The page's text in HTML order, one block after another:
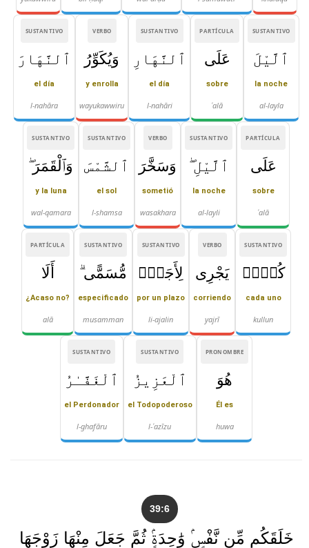
SUSTANTIVO
ٱلَّيْلَ
la noche
al-layla
PARTÍCULA
عَلَى
sobre
ʿalā
SUSTANTIVO
ٱلنَّهَارِ
el día
l-nahāri
VERBO
وَيُكَوِّرُ
y enrolla
wayukawwiru
SUSTANTIVO
ٱلنَّهَارَ
el día
l-nahāra
PARTÍCULA
عَلَى
sobre
ʿalā
SUSTANTIVO
ٱلَّيْلِ ۖ
la noche
al-layli
VERBO
وَسَخَّرَ
sometió
wasakhara
SUSTANTIVO
ٱلشَّمْسَ
el sol
l-shamsa
SUSTANTIVO
وَٱلْقَمَرَ ۖ
y la luna
wal-qamara
SUSTANTIVO
كُلٌّۭ
cada uno
kullun
VERBO
يَجْرِى
corriendo
yajrī
SUSTANTIVO
لِأَجَلٍۢ
por un plazo
li-ajalin
SUSTANTIVO
مُّسَمًّى ۗ
especificado
musamman
PARTÍCULA
أَلَا
¿Acaso no?
alā
PRONOMBRE
هُوَ
Él es
huwa
SUSTANTIVO
ٱلْعَزِيزُ
el Todopoderoso
l-ʿazīzu
SUSTANTIVO
ٱلْغَفَّـٰرُ
el Perdonador
l-ghafāru
39:6
خَلَقَكُم مِّن نَّفْسٍۢ وَٰحِدَةٍۢ ثُمَّ جَعَلَ مِنْهَا زَوْجَهَا